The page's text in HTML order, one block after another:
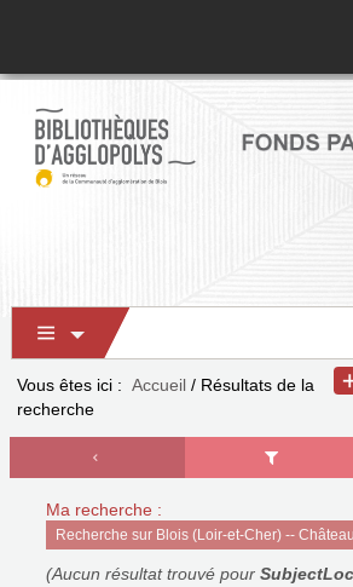
Vous êtes ici : Accueil / Résultats de la
recherche
Ma recherche :
Recherche sur Blois (Loir-et-Cher) --
(Aucun résultat trouvé pour